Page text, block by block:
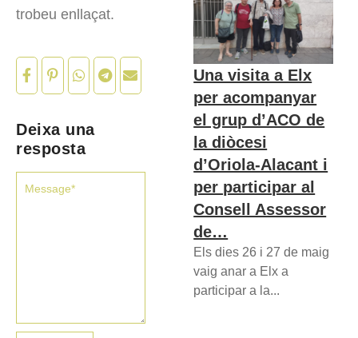
trobeu enllaçat.
Deixa una
resposta
Una visita a Elx
per acompanyar
el grup d’ACO de
la diòcesi
d’Oriola-Alacant i
per participar al
Consell Assessor
de…
Els dies 26 i 27 de maig
vaig anar a Elx a
participar a la...